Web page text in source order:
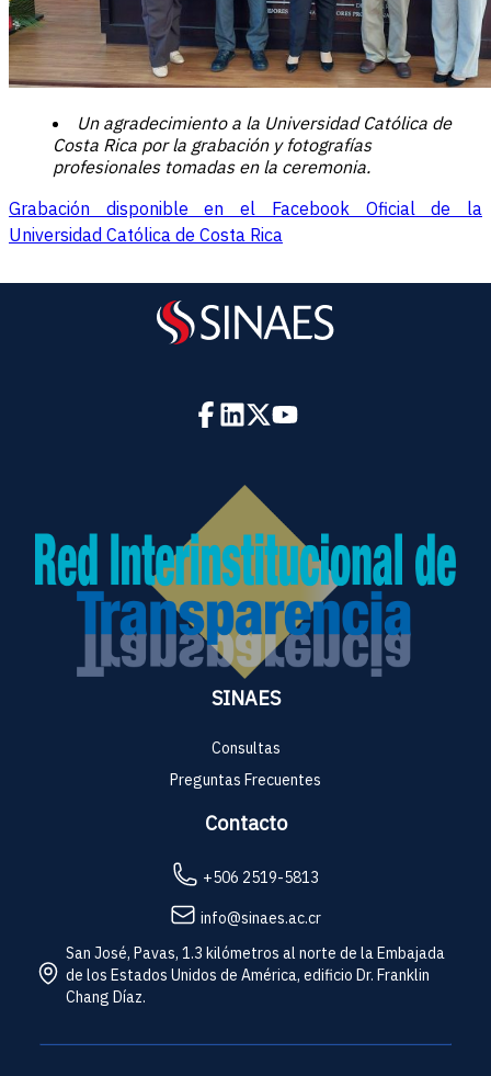
Un agradecimiento a la Universidad Católica de
Costa Rica por la grabación y fotografías
profesionales tomadas en la ceremonia.
Grabación disponible en el Facebook Oficial de la
Universidad Católica de Costa Rica
SINAES
Consultas
Preguntas Frecuentes
Contacto
+506 2519-5813
info@sinaes.ac.cr
San José, Pavas, 1.3 kilómetros al norte de la Embajada
de los Estados Unidos de América, edificio Dr. Franklin
Chang Díaz.